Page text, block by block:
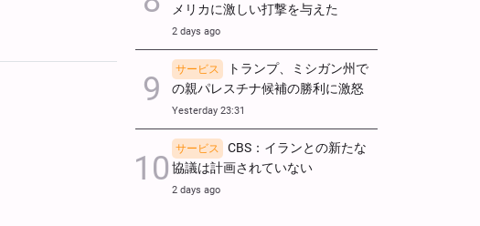
メリカに激しい打撃を与えた
2 days ago
サービス
トランプ、ミシガン州で
の親パレスチナ候補の勝利に激怒
Yesterday 23:31
サービス
CBS：イランとの新たな
協議は計画されていない
2 days ago